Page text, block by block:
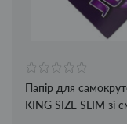
Папір для
KING SIZE SLIM зі